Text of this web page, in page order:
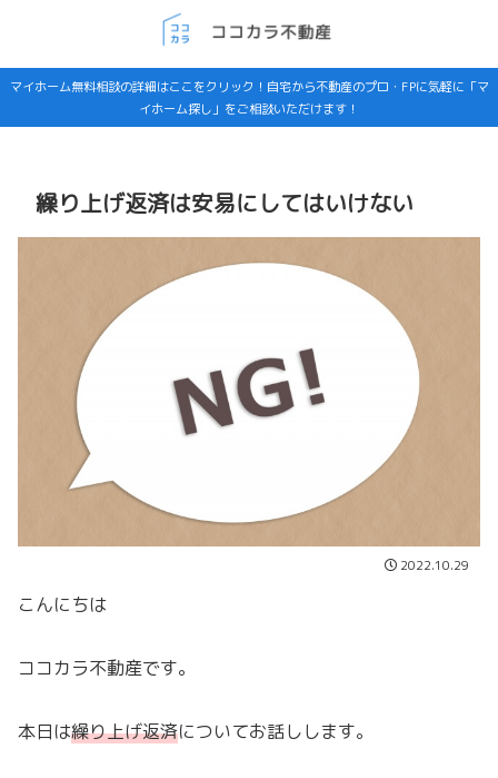
マイホーム無料相談の詳細はここをクリック！自宅から不動産のプロ・FPに気軽に「マ
イホーム探し」をご相談いただけます！
繰り上げ返済は安易にしてはいけない
2022.10.29
こんにちは
ココカラ不動産です。
本日は繰り上げ返済についてお話しします。